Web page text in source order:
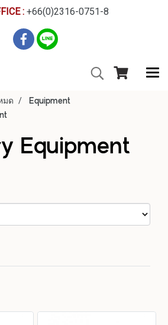
: +66(0)2316-0751-8
มด
Equipment
Equipment